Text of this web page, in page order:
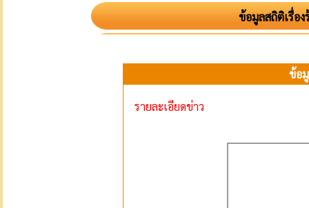
ข้อมูลสถิติเรื่อ
ข้อ
รายละเอียดข่าว